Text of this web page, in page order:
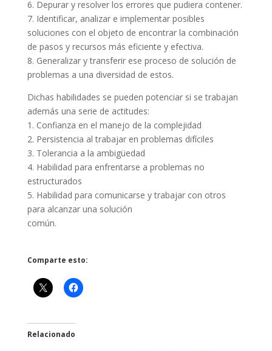
6. Depurar y resolver los errores que pudiera contener.
7. Identificar, analizar e implementar posibles
soluciones con el objeto de encontrar la combinación
de pasos y recursos más eficiente y efectiva.
8. Generalizar y transferir ese proceso de solución de
problemas a una diversidad de estos.
Dichas habilidades se pueden potenciar si se trabajan
además una serie de actitudes:
1. Confianza en el manejo de la complejidad
2. Persistencia al trabajar en problemas difíciles
3. Tolerancia a la ambigüedad
4. Habilidad para enfrentarse a problemas no
estructurados
5. Habilidad para comunicarse y trabajar con otros
para alcanzar una solución
común.
Comparte esto:
Relacionado